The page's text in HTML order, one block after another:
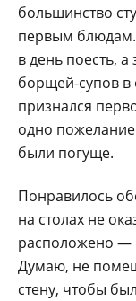
большинство
первым блюдам.
в день поесть,
борщей-супов
признался
одно
были погуще.
Понравилось
на столах не
расположено —
Думаю, не
стену, чтобы